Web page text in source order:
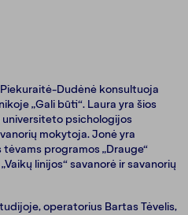
Dudėnė konsultuoja
„Gali būti“. Laura yra šios
universiteto psichologijos
mokytoja. Jonė yra
programos „Drauge“
linijos“ savanorė ir savanorių
operatorius Bartas Tėvelis,